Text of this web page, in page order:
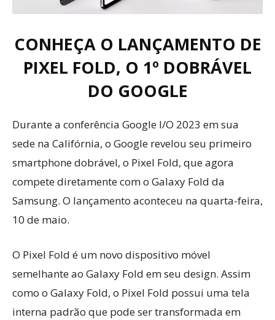
CONHEÇA O LANÇAMENTO DE
PIXEL FOLD, O 1º DOBRÁVEL
DO GOOGLE
Durante a conferência Google I/O 2023 em sua
sede na Califórnia, o Google revelou seu primeiro
smartphone dobrável, o Pixel Fold, que agora
compete diretamente com o Galaxy Fold da
Samsung. O lançamento aconteceu na quarta-feira,
10 de maio.
O Pixel Fold é um novo dispositivo móvel
semelhante ao Galaxy Fold em seu design. Assim
como o Galaxy Fold, o Pixel Fold possui uma tela
interna padrão que pode ser transformada em